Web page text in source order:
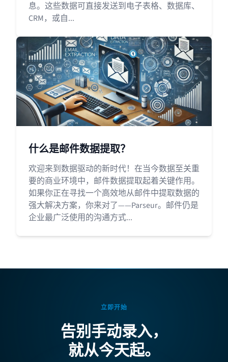
息。这些数据可直接发送到电子表格、数据库、
CRM，或自...
什么是邮件数据提取？
欢迎来到数据驱动的新时代！在当今数据至关重
要的商业环境中，邮件数据提取起着关键作用。
如果你正在寻找一个高效地从邮件中提取数据的
强大解决方案，你来对了——Parseur。邮件仍是
企业最广泛使用的沟通方式...
立即开始
告别手动录入，
就从今天起。